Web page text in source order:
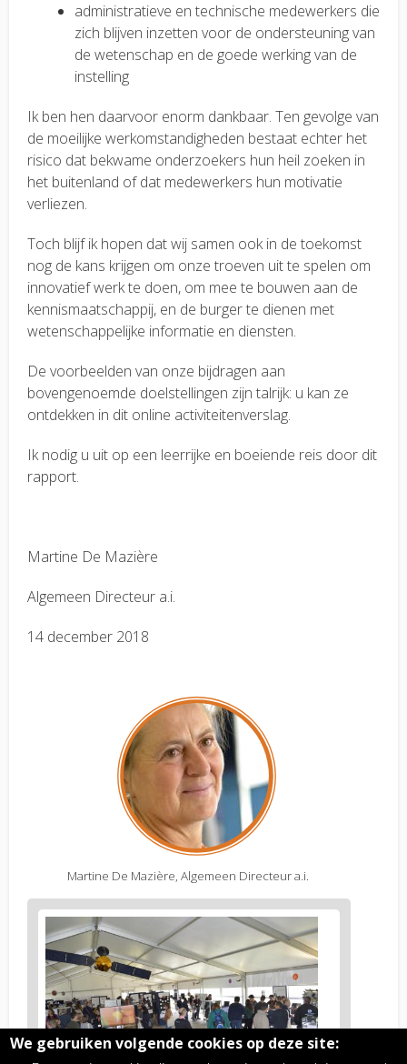
administratieve en technische medewerkers die
zich blijven inzetten voor de ondersteuning van
de wetenschap en de goede werking van de
instelling
Ik ben hen daarvoor enorm dankbaar. Ten gevolge van
de moeilijke werkomstandigheden bestaat echter het
risico dat bekwame onderzoekers hun heil zoeken in
het buitenland of dat medewerkers hun motivatie
verliezen.
Toch blijf ik hopen dat wij samen ook in de toekomst
nog de kans krijgen om onze troeven uit te spelen om
innovatief werk te doen, om mee te bouwen aan de
kennismaatschappij, en de burger te dienen met
wetenschappelijke informatie en diensten.
De voorbeelden van onze bijdragen aan
bovengenoemde doelstellingen zijn talrijk: u kan ze
ontdekken in dit online activiteitenverslag.
Ik nodig u uit op een leerrijke en boeiende reis door dit
rapport.
Martine De Mazière
Algemeen Directeur a.i.
14 december 2018
Martine De Mazière, Algemeen Directeur a.i.
Figure
2
body
text
We gebruiken volgende cookies op deze site: